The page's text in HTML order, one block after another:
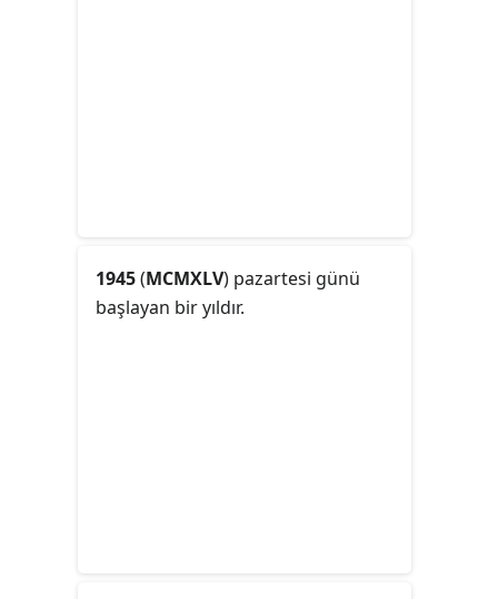
1945(MCMXLV) pazartesi günü
başlayan bir yıldır.